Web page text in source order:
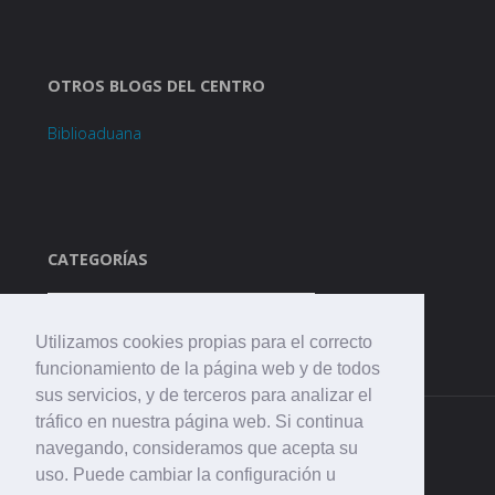
Utilizamos cookies propias para el correcto
funcionamiento de la página web y de todos
sus servicios, y de terceros para analizar el
tráfico en nuestra página web. Si continua
navegando, consideramos que acepta su
uso. Puede cambiar la configuración u
OTROS BLOGS DEL CENTRO
Biblioaduana
CATEGORÍAS